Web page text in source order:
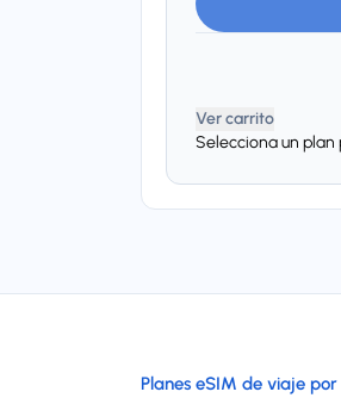
Ver carrito
Selecciona un plan
Planes eSIM de viaje